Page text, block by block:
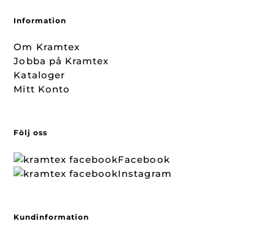
Information
Om Kramtex
Jobba på Kramtex
Kataloger
Mitt Konto
Följ oss
Facebook
Instagram
Kundinformation